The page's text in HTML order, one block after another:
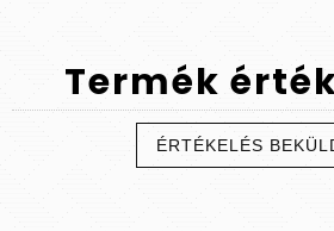
Termék
ÉRTÉKELÉS